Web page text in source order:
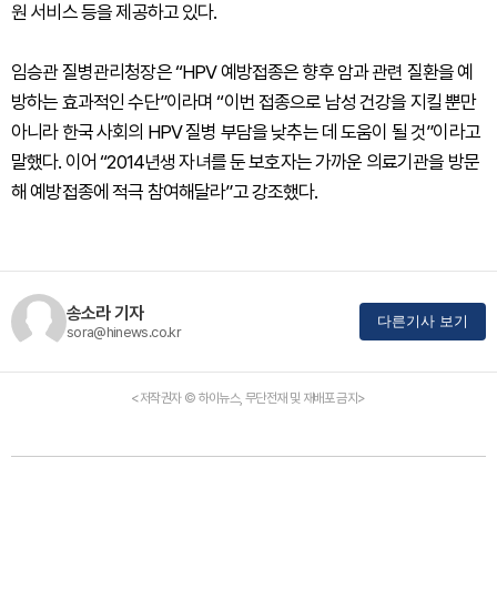
원 서비스 등을 제공하고 있다.
임승관 질병관리청장은 “HPV 예방접종은 향후 암과 관련 질환을 예
방하는 효과적인 수단”이라며 “이번 접종으로 남성 건강을 지킬 뿐만
아니라 한국 사회의 HPV 질병 부담을 낮추는 데 도움이 될 것”이라고
말했다. 이어 “2014년생 자녀를 둔 보호자는 가까운 의료기관을 방문
해 예방접종에 적극 참여해달라”고 강조했다.
송소라 기자
sora@hinews.co.kr
다른기사 보기
<저작권자 © 하이뉴스, 무단전재 및 재배포 금지>